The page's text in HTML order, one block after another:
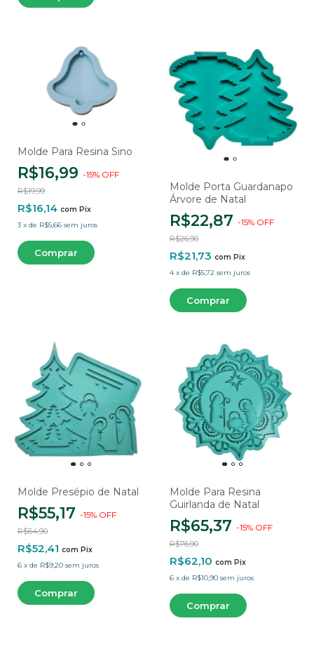
Molde Para Resina Sino
R$16,99 -15% OFF
R$19,99
R$16,14 com Pix
3 x de R$5,66 sem juros
Molde Porta Guardanapo
Árvore de Natal
R$22,87 -15% OFF
R$26,90
R$21,73 com Pix
4 x de R$5,72 sem juros
Molde Presépio de Natal
R$55,17 -15% OFF
R$64,90
R$52,41 com Pix
6 x de R$9,20 sem juros
Molde Para Resina
Guirlanda de Natal
R$65,37 -15% OFF
R$76,90
R$62,10 com Pix
6 x de R$10,90 sem juros